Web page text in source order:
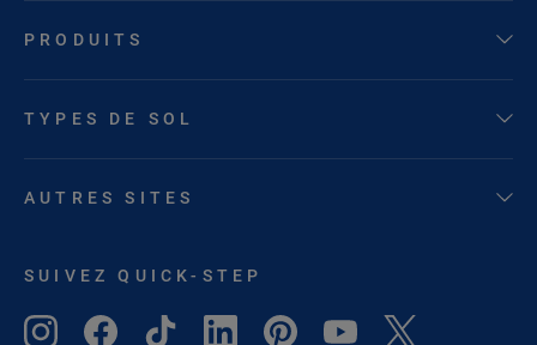
PRODUITS
TYPES DE SOL
AUTRES SITES
SUIVEZ QUICK-STEP